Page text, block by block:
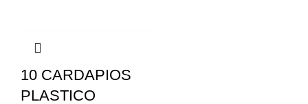
10 CARDAPIOS
PLASTICO